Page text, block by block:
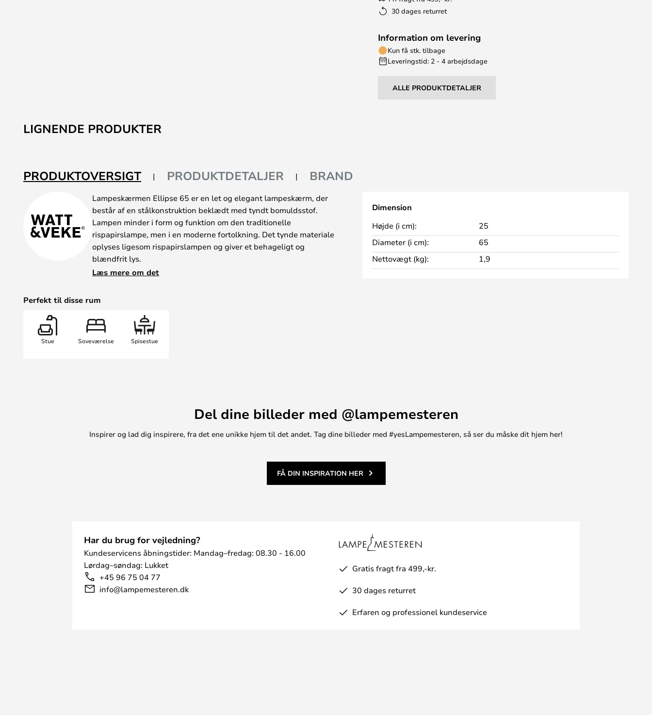
30 dages returret
Information om levering
Kun få stk. tilbage
Leveringstid: 2 - 4 arbejdsdage
ALLE PRODUKTDETALJER
LIGNENDE PRODUKTER
PRODUKTOVERSIGT PRODUKTDETALJER BRAND
Lampeskærmen Ellipse 65 er en let og elegant lampeskærm, der
består af en stålkonstruktion beklædt med tyndt bomuldsstof.
Lampen minder i form og funktion om den traditionelle
rispapirslampe, men i en moderne fortolkning. Det tynde materiale
oplyses ligesom rispapirslampen og giver et behageligt og
blændfrit lys.
Skab et drømmeligt look ved at kombinere flere lamper fra Watt &
separat.
Læs mere om det
Perfekt til disse rum
Stue Soveværelse Spisestue
Dimension
Højde (i cm):
25
Diameter (i cm):
65
Nettovægt (kg):
1,9
Del dine billeder med @lampemesteren
Inspirer og lad dig inspirere, fra det ene unikke hjem til det andet. Tag dine billeder med #yesLampemesteren, så ser du måske dit hjem her!
FÅ DIN INSPIRATION HER
Har du brug for vejledning?
Kundeservicens åbningstider: Mandag–fredag: 08.30 - 16.00
Lørdag–søndag: Lukket
+45 96 75 04 77
info@lampemesteren.dk
Gratis fragt fra 499,-kr.
30 dages returret
Erfaren og professionel kundeservice